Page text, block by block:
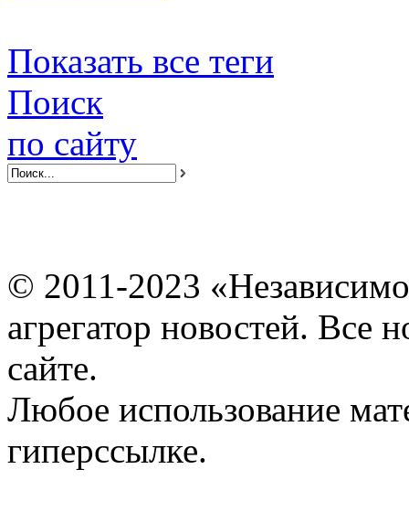
Показать все теги
Поиск
по сайту
© 2011-2023
агрегатор новостей. Все
сайте.
Любое использование
гиперссылке.